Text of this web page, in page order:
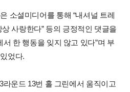
소셜미디어를 통해 “내셔널 트레
상 사랑한다” 등의 긍정적인 댓글을
서 한 행동을 잊지 않고 있다”며 부
었다.
운드 13번 홀 그린에서 움직이고